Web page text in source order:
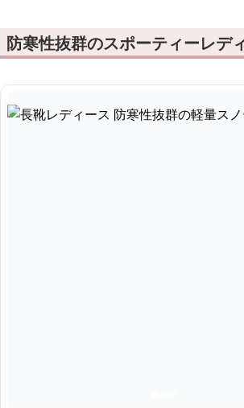
防寒性抜群のスポーティーレデ